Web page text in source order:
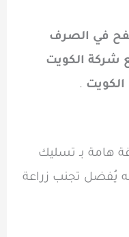
في الصرف
شركة الكويت
.
هامة بـ تسليك
يُفضل تجنب زراعة